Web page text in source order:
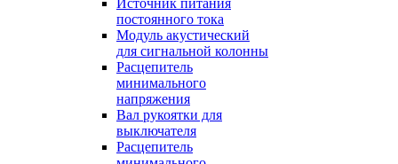
Источник питания
постоянного тока
Модуль акустический
для сигнальной колонны
Расцепитель
минимального
напряжения
Вал рукоятки для
выключателя
Расцепитель